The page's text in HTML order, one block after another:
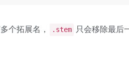
个拓展名， .stem 只会移除最后